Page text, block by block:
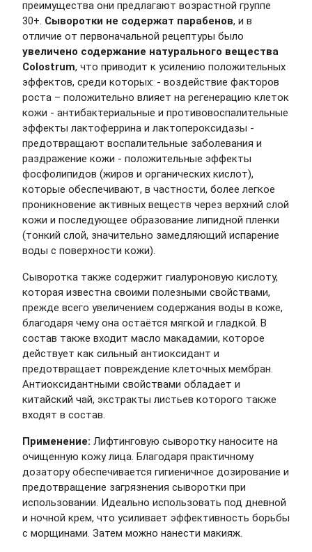
преимущества они предлагают возрастной группе
30+. Сыворотки не содержат парабенов, и в
отличие от первоначальной рецептуры было
увеличено содержание натурального вещества
Colostrum, что приводит к усилению положительных
эффектов, среди которых: - воздействие факторов
роста – положительно влияет на регенерацию клеток
кожи - антибактериальные и противовоспалительные
эффекты лактоферрина и лактопероксидазы -
предотвращают воспалительные заболевания и
раздражение кожи - положительные эффекты
фосфолипидов (жиров и органических кислот),
которые обеспечивают, в частности, более легкое
проникновение активных веществ через верхний слой
кожи и последующее образование липидной пленки
(тонкий слой, значительно замедляющий испарение
воды с поверхности кожи).
Сыворотка также содержит гиалуроновую кислоту,
которая известна своими полезными свойствами,
прежде всего увеличением содержания воды в коже,
благодаря чему она остаётся мягкой и гладкой. В
состав также входит масло макадамии, которое
действует как сильный антиоксидант и
предотвращает повреждение клеточных мембран.
Антиоксидантными свойствами обладает и
китайский чай, экстракты листьев которого также
входят в состав.
Применение: Лифтинговую сыворотку наносите на
очищенную кожу лица. Благодаря практичному
дозатору обеспечивается гигиеничное дозирование и
предотвращение загрязнения сыворотки при
использовании. Идеально использовать под дневной
и ночной крем, что усиливает эффективность борьбы
с морщинами. Затем можно нанести макияж.